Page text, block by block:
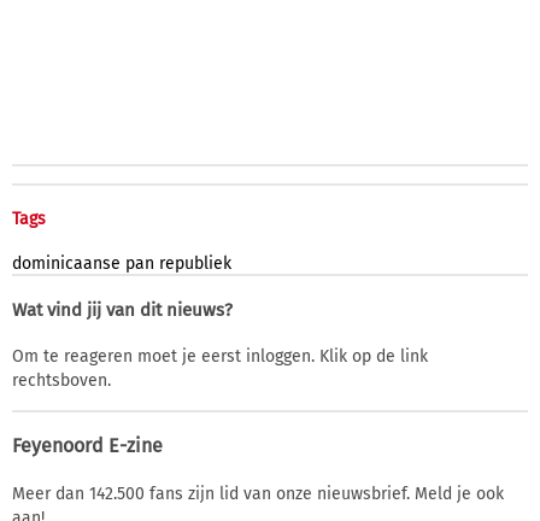
Tags
dominicaanse pan republiek
Wat vind jij van dit nieuws?
Om te reageren moet je eerst inloggen. Klik op de link
rechtsboven.
Feyenoord E-zine
Meer dan 142.500 fans zijn lid van onze nieuwsbrief. Meld je ook